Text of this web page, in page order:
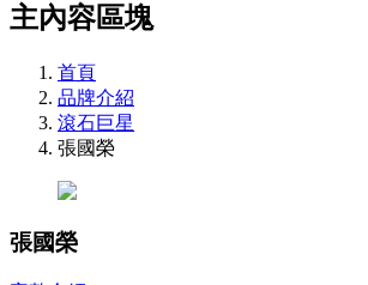
主內容區塊
首頁
品牌介紹
滾石巨星
張國榮
張國榮